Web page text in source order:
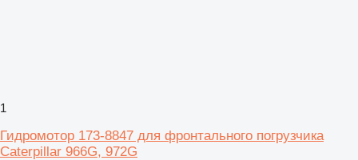
1
Гидромотор 173-8847 для фронтального погрузчика
Caterpillar 966G, 972G